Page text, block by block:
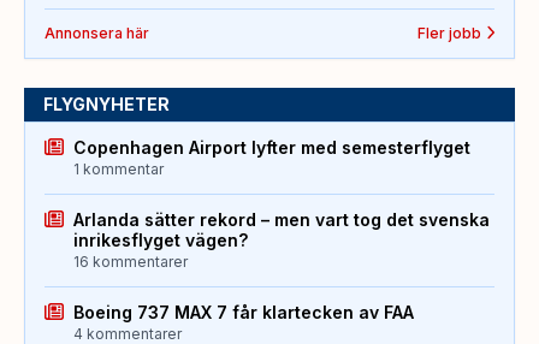
Annonsera här Fler jobb
FLYGNYHETER
Copenhagen Airport lyfter med semesterflyget
1 kommentar
Arlanda sätter rekord – men vart tog det svenska
inrikesflyget vägen?
16 kommentarer
Boeing 737 MAX 7 får klartecken av FAA
4 kommentarer